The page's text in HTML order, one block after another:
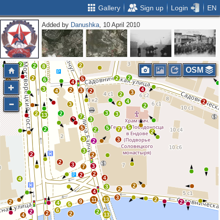
Gallery Sign up Login EN
Added by Danushka, 10 April 2010
2
2
4
3
2
2
4
4
3
3
7 5
3
5
2
2
2
2
3
2
13
13
2
9
5
2
6
2
4
2
4
3
2
7
4
11
3
4
2
2
3
3
3
13
2
2
2
2
4
2
2
2 2
2
6 4 2
5 10
12
3
8
2
6
4
3
3
2
2
7
5
3
2
2
3
4
2
5
2
9
2 2
14
2
29
36
32
2
9 2
2
5
5
3
10
5
7
10
OSM